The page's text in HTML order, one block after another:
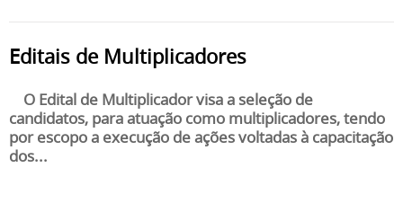
Editais de Multiplicadores
O Edital de Multiplicador visa a seleção de
candidatos, para atuação como multiplicadores, tendo
por escopo a execução de ações voltadas à capacitação
dos...